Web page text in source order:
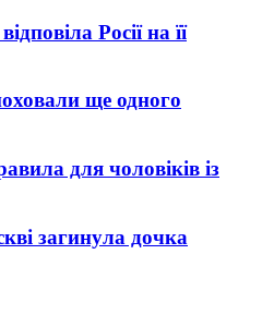
Росії на її
ще одного
для чоловіків із
загинула дочка